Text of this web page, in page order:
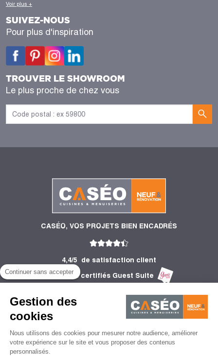
Continuer sans accepter
Gestion des
cookies
Nous utilisons des cookies pour mesurer notre audience, améliorer
votre expérience sur le site et vous proposer des contenus
personnalisés.
Voir plus +
SUIVEZ-NOUS
Pour plus d'inspiration
TROUVER LE SHOWROOM
Le plus proche de chez vous
CASÉO, VOS PROJETS BIEN ENCADRÉS
4,4/5
de satisfaction client
2 756 Avis certifiés Guest Suite
INFORMATIONS
CONSEILS